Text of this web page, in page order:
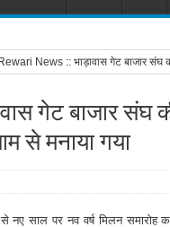
News :: भाड़ावास गेट बाजार संघ
गेट बाजार
से मनाया गया
नए साल पर नव वर्ष मिलन समारोह